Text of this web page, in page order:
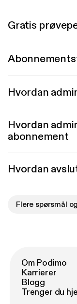
Gratis
Hvordan
Hvordan
abonnement
Hvordan
Flere spørsmål
Om Podimo
Karrierer
Blogg
Trenger du